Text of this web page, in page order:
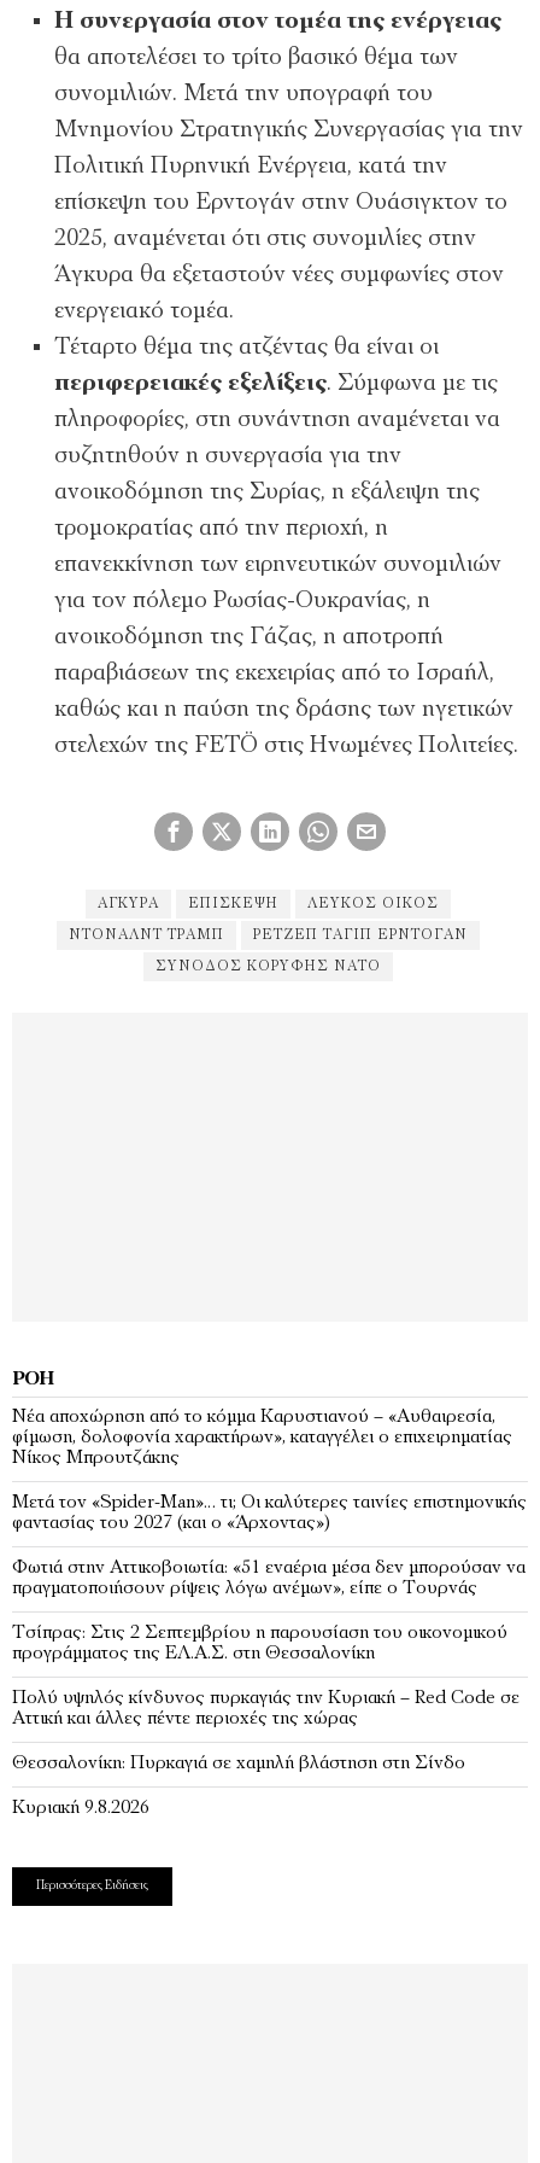
Η συνεργασία στον τομέα της ενέργειας
θα αποτελέσει το τρίτο βασικό θέμα των
συνομιλιών. Μετά την υπογραφή του
Μνημονίου Στρατηγικής Συνεργασίας για την
Πολιτική Πυρηνική Ενέργεια, κατά την
επίσκεψη του Ερντογάν στην Ουάσιγκτον το
2025, αναμένεται ότι στις συνομιλίες στην
Άγκυρα θα εξεταστούν νέες συμφωνίες στον
ενεργειακό τομέα.
Τέταρτο θέμα της ατζέντας θα είναι οι
περιφερειακές εξελίξεις. Σύμφωνα με τις
πληροφορίες, στη συνάντηση αναμένεται να
συζητηθούν η συνεργασία για την
ανοικοδόμηση της Συρίας, η εξάλειψη της
τρομοκρατίας από την περιοχή, η
επανεκκίνηση των ειρηνευτικών συνομιλιών
για τον πόλεμο Ρωσίας-Ουκρανίας, η
ανοικοδόμηση της Γάζας, η αποτροπή
παραβιάσεων της εκεχειρίας από το Ισραήλ,
καθώς και η παύση της δράσης των ηγετικών
στελεχών της FETÖ στις Ηνωμένες Πολιτείες.
ΑΓΚΥΡΑ ΕΠΊΣΚΕΨΗ ΛΕΥΚΟΣ ΟΙΚΟΣ
ΝΤΌΝΑΛΝΤ ΤΡΑΜΠ ΡΕΤΖΈΠ ΤΑΓΊΠ ΕΡΝΤΟΓΆΝ
ΣΎΝΟΔΟΣ ΚΟΡΥΦΉΣ ΝΑΤΟ
ΡΟΉ
Νέα αποχώρηση από το κόμμα Καρυστιανού – «Αυθαιρεσία,
φίμωση, δολοφονία χαρακτήρων», καταγγέλει ο επιχειρηματίας
Νίκος Μπρουτζάκης
Μετά τον «Spider-Man»… τι; Oι καλύτερες ταινίες επιστημονικής
φαντασίας του 2027 (και ο «Άρχοντας»)
Φωτιά στην Αττικοβοιωτία: «51 εναέρια μέσα δεν μπορούσαν να
πραγματοποιήσουν ρίψεις λόγω ανέμων», είπε ο Τουρνάς
Τσίπρας: Στις 2 Σεπτεμβρίου η παρουσίαση του οικονομικού
προγράμματος της ΕΛ.Α.Σ. στη Θεσσαλονίκη
Πολύ υψηλός κίνδυνος πυρκαγιάς την Κυριακή – Red Code σε
Αττική και άλλες πέντε περιοχές της χώρας
Θεσσαλονίκη: Πυρκαγιά σε χαμηλή βλάστηση στη Σίνδο
Κυριακή 9.8.2026
Περισσότερες Ειδήσεις